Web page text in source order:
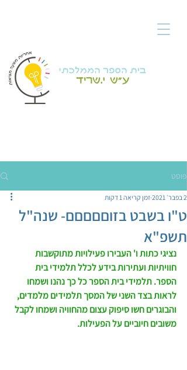
פוסט
ט"ו בשבט בזוםםםםם- שנה"ל
תשפ"א
2 בפבר׳ 2021 זמן קריאה 1 דקות
נציגי כתות ו' העבירו פעילויות מתוקשבות
חוויתיות ועתירות בידע לכלל תלמידי בית
הספר. תלמידי בית הספר כל כך נהנו ושמחו
לראות בצד השני של המסך תלמידים מלמדים,
והבוגרים חשו סיפוק עצום מהחוויה ושמחו לקבל
משובים חיוביים על הפעילות.